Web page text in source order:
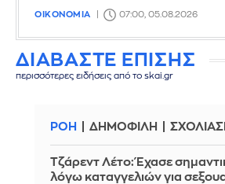
ΟΙΚΟΝΟΜΙΑ 07:00, 05.08.2026
ΔΙΑΒΑΣΤΕ ΕΠΙΣΗΣ
περισσότερες ειδήσεις από το skai.gr
ΡΟΗ ΔΗΜΟΦΙΛΗ
Τζάρεντ Λέτο: Έχασε
λόγω καταγγελιών για